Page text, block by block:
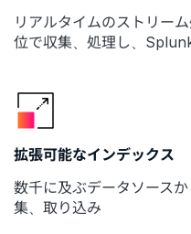
リアルタイムのストリー
位で収集、処理し、
拡張可能なインデックス
数千に及ぶデータソース
集、取り込み